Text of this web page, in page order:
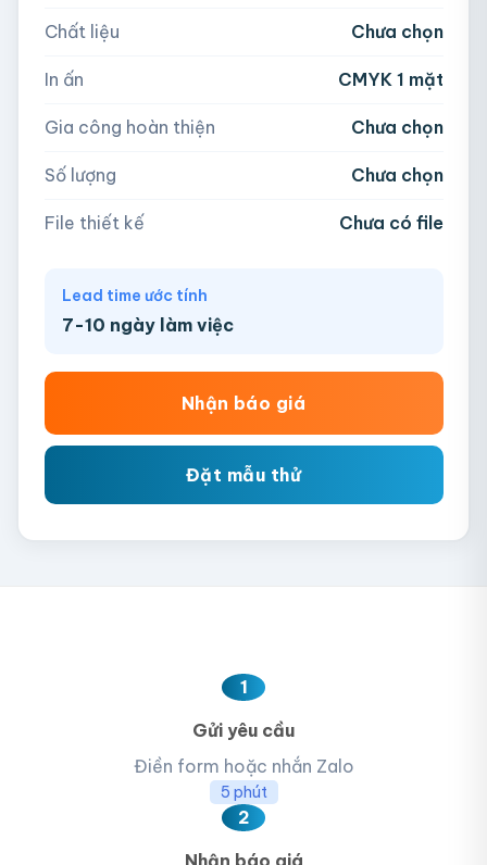
Hoặc nhập số lượng:
− + hộp
AI, PDF, EPS, PSD, PNG, JPG (tối đa 50MB)
Chất liệu Chưa chọn
In ấn CMYK 1 mặt
Gia công hoàn thiện Chưa chọn
Số lượng Chưa chọn
File thiết kế Chưa có file
Lead time ước tính
7-10 ngày làm việc
Nhận báo giá
Đặt mẫu thử
1
Gửi yêu cầu
Điền form hoặc nhắn Zalo
5 phút
2